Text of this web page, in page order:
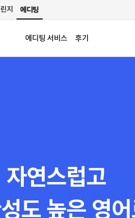
지 에디팅
에디팅 서비스 후기
자연스럽고
도 높은 영